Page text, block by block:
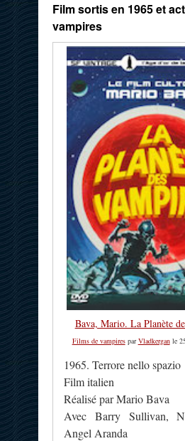
Film sortis en 1965 et
vampires
Bava, Mario. La Planète
Films de vampiresparVladkerganle
1965. Terrore nello spazio
Film italien
Réalisé par Mario Bava
Avec Barry Sullivan,
Angel Aranda